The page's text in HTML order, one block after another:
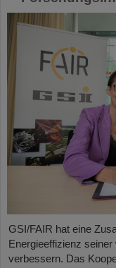
GSI/FAIR hat eine
Energieeffizienz
verbessern. Das